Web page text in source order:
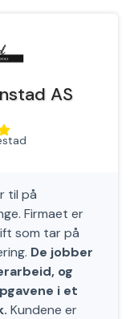
AS
til på
Firmaet er
som tar på
De jobber
og
i et
Kundene er